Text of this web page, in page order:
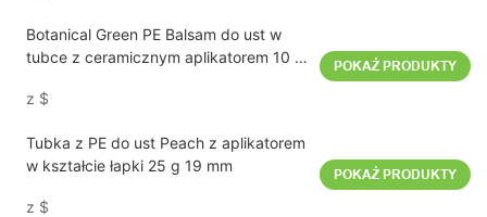
Botanical Green PE Balsam do ust w
tubce z ceramicznym aplikatorem 10 g
z $
POKAŻ PRODUKTY
Tubka z PE do ust Peach z aplikatorem
w kształcie łapki 25 g 19 mm
z $
POKAŻ PRODUKTY